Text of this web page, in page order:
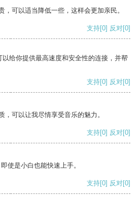
，可以适当降低一些，这样会更加亲民。
支持[0] 反对[0]
给你提供最高速度和安全性的连接，并帮
支持[0] 反对[0]
，可以让我尽情享受音乐的魅力。
支持[0] 反对[0]
使是小白也能快速上手。
支持[0] 反对[0]